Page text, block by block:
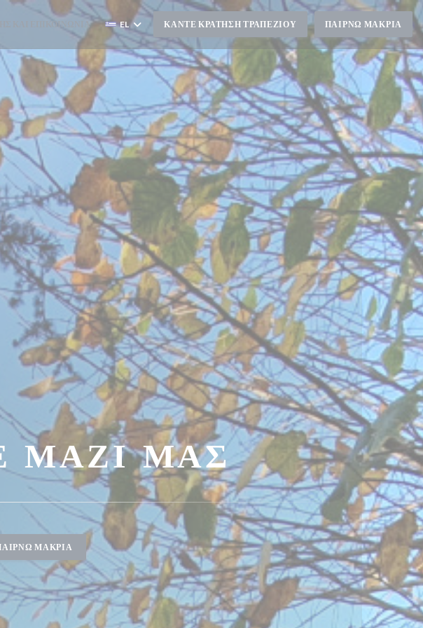
ΚΑΙ ΕΠΙΚΟΙΝΩΝΊΑ EL ΚΆΝΤΕ ΚΡΆΤΗΣΗ ΤΡΑΠΕΖΙΟΎ ΠΑΊΡΝΩ ΜΑΚΡΙΆ
ΜΑΖΊ ΜΑΣ
ΜΑΚΡΙΆ